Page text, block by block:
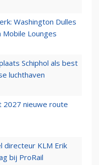
Washington Dulles
Lounges
Schiphol als best
luchthaven
2027 nieuwe route
directeur KLM Erik
bij ProRail